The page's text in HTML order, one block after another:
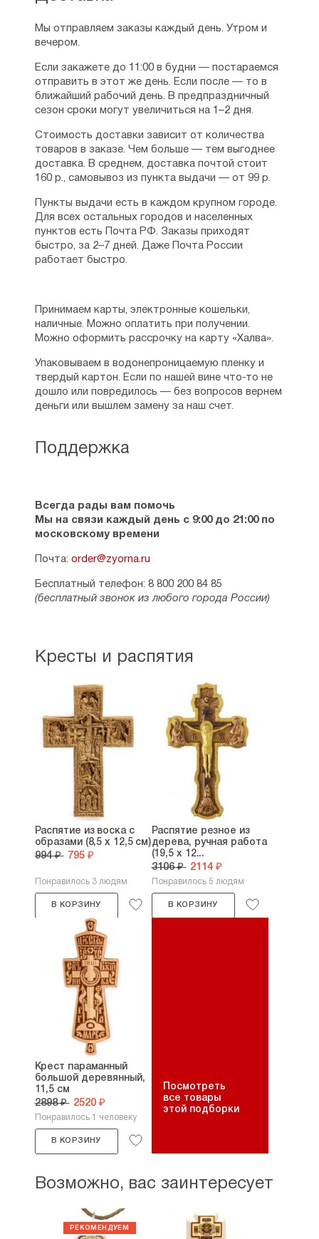
Поддержка
Всегда рады вам помочь
Мы на связи каждый день с 9:00 до 21:00 по
московскому времени
Почта: order@zyorna.ru
Бесплатный телефон: 8 800 200 84 85
(бесплатный звонок из любого города России)
Мы отправляем заказы каждый день. Утром и
вечером.
Если закажете до 11:00 в будни — постараемся
отправить в этот же день. Если после — то в
ближайший рабочий день. В предпраздничный
сезон сроки могут увеличиться на 1–2 дня.
Стоимость доставки зависит от количества
товаров в заказе. Чем больше — тем выгоднее
доставка. В среднем, доставка почтой стоит
160 р., самовывоз из пункта выдачи — от 99 р.
Пункты выдачи есть в каждом крупном городе.
Для всех остальных городов и населенных
пунктов есть Почта РФ. Заказы приходят
быстро, за 2–7 дней. Даже Почта России
работает быстро.
Принимаем карты, электронные кошельки,
наличные. Можно оплатить при получении.
Можно оформить рассрочку на карту «Халва».
Упаковываем в водонепроницаемую пленку и
твердый картон. Если по нашей вине что-то не
дошло или повредилось — без вопросов вернем
деньги или вышлем замену за наш счет.
Кресты и распятия
Распятие из воска с
образами (8,5 х 12,5 см)
994 ₽ 795 ₽
Понравилось 3 людям
В КОРЗИНУ
Распятие резное из
дерева, ручная работа
(19,5 х 12...
3106 ₽ 2114 ₽
Понравилось 5 людям
В КОРЗИНУ
Крест параманный
большой деревянный,
11,5 см
2898 ₽ 2520 ₽
Понравилось 1 человеку
В КОРЗИНУ
Посмотреть
все товары
этой подборки
Возможно, вас заинтересует